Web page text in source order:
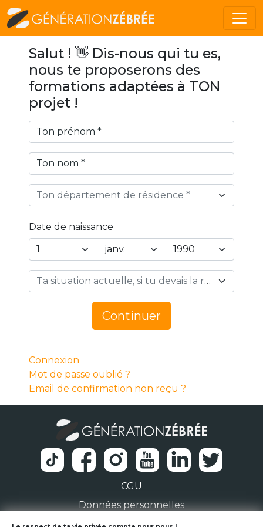
Salut ! 👋 Dis-nous qui tu es,
nous te proposerons des
formations adaptées à TON
projet !
Ton département de résidence *
Date de naissance
Year
Day
Ta situation actuelle, si tu devais la résumer en 1 mot… *
Continuer
Connexion
Mot de passe oublié ?
Email de confirmation non reçu ?
CGU
Données personnelles